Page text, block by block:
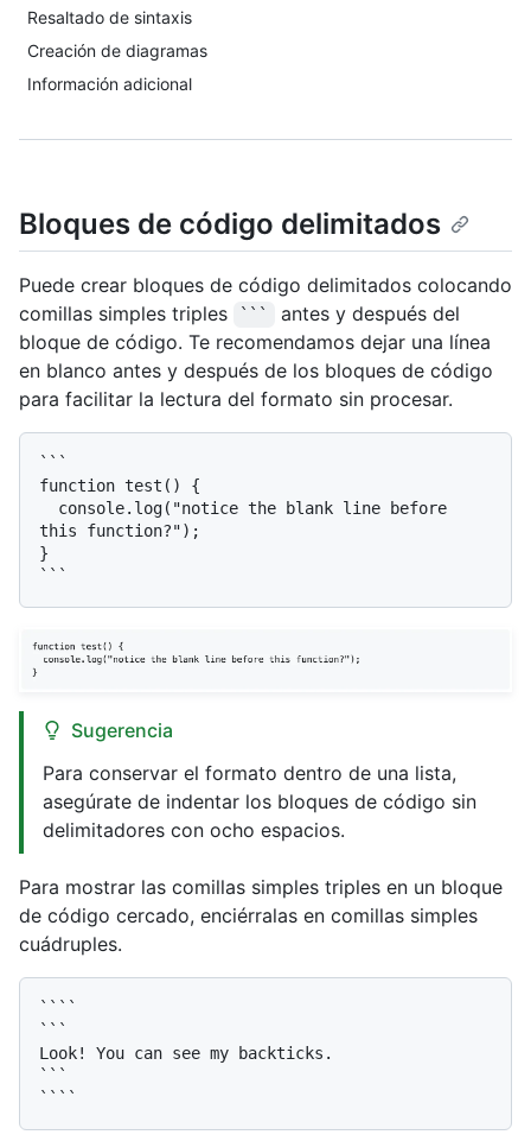
Resaltado de sintaxis
Creación de diagramas
Información adicional
Bloques de código delimitados
Puede crear bloques de código delimitados colocando
comillas simples triples
```
antes y después del
bloque de código. Te recomendamos dejar una línea
en blanco antes y después de los bloques de código
para facilitar la lectura del formato sin procesar.
```
function test() {
this function?");
}
Sugerencia
Para conservar el formato dentro de una lista,
asegúrate de indentar los bloques de código sin
delimitadores con ocho espacios.
Para mostrar las comillas simples triples en un bloque
de código cercado, enciérralas en comillas simples
cuádruples.
````
```
Look! You can see my backticks.
```